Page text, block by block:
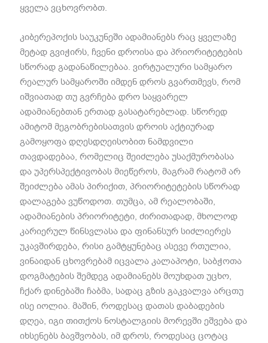
ყველა ვცხოვრობთ.
კიბერეპოქის საუკუნეში ადამიანებს რაც ყველაზე
მეტად გვიჭირს, ჩვენი დროისა და პრიორიტეტების
სწორად გადანაწილებაა. ვირტუალური სამყარო
რეალურ სამყაროში იმდენ დროს გვართმევს, რომ
იშვიათად თუ გვრჩება დრო საყვარელ
ადამიანებთან ერთად გასატარებლად. სწორედ
ამიტომ მეგობრებისათვის დროის აქტიურად
გამოყოფა დღესდღეისობით ნამდვილი
თავდადებაა, რომელიც შეიძლება უსაქმურობასა
და უპერსპექტივობას მიეწეროს, მაგრამ რატომ არ
შეიძლება ამას პირიქით, პრიორიტეტების სწორად
დალაგება ვუწოდოთ. თუმცა, ამ რეალობაში,
ადამიანების პრიორიტეტი, ძირითადად, მხოლოდ
კარიერულ წინსვლასა და ფინანსურ სიძლიერეს
უკავშირდება, რისი გამტყუნებაც ასევე რთულია,
ვინაიდან ცხოვრებამ იცვალა კალაპოტი, საბჭოთა
დოგმატების შემდეგ ადამიანებს მოუხდათ უცხო,
ჩქარ დინებაში ჩაბმა, სადაც გზის გაკვალვა არცთუ
ისე იოლია. მაშინ, როდესაც დათას დაბადების
დღეა, იგი თითქოს ნოსტალგიის მორევში ეშვება და
იხსენებს ბავშვობას, იმ დროს, როდესაც ცოტაც